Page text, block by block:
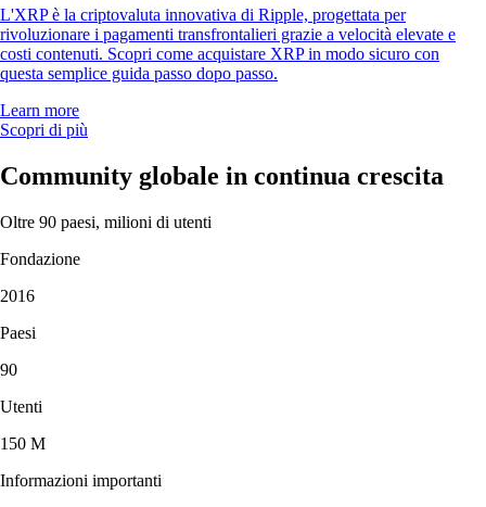
L'XRP è la criptovaluta innovativa di Ripple, progettata per
rivoluzionare i pagamenti transfrontalieri grazie a velocità elevate e
costi contenuti. Scopri come acquistare XRP in modo sicuro con
questa semplice guida passo dopo passo.
Learn more
Scopri di più
Community globale in continua crescita
Oltre 90 paesi, milioni di utenti
Fondazione
2016
Paesi
90
Utenti
150 M
Informazioni importanti